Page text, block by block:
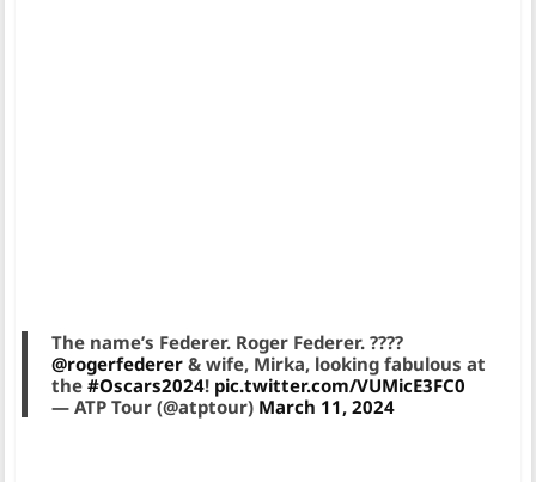
The name’s Federer. Roger Federer. ????
@rogerfederer & wife, Mirka, looking fabulous at
the#Oscars2024! pic.twitter.com/VUMicE3FC0
— ATP Tour (@atptour) March 11, 2024